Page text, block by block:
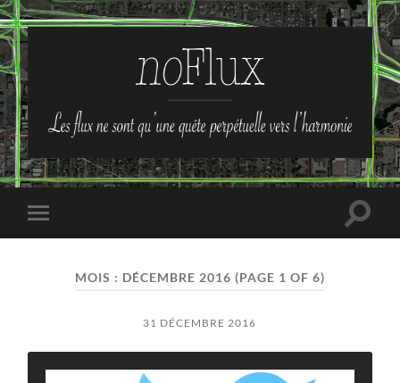
no-
Flux
Toggle
mobile
Toggle
MOIS : DÉCEMBRE 2016 (PAGE 1 OF 6)
31 DÉCEMBRE 2016